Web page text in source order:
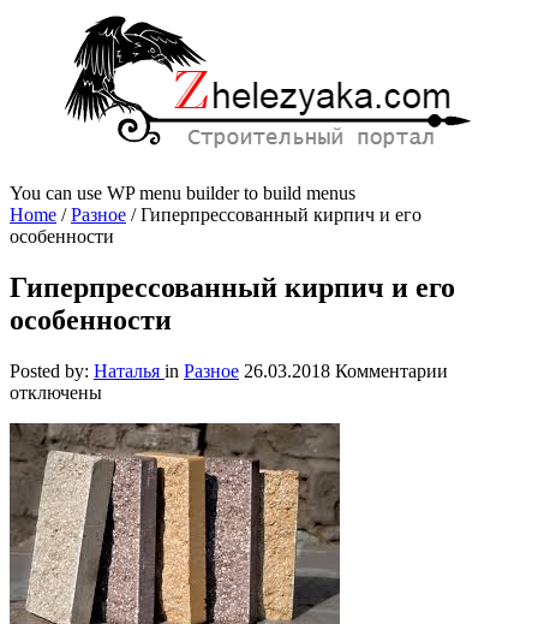
You can use WP menu builder to build menus
Home /Разное /Гиперпрессованный кирпич и его
особенности
Гиперпрессованный кирпич и его
особенности
Posted by: Наталья in Разное 26.03.2018 Комментарии
отключены